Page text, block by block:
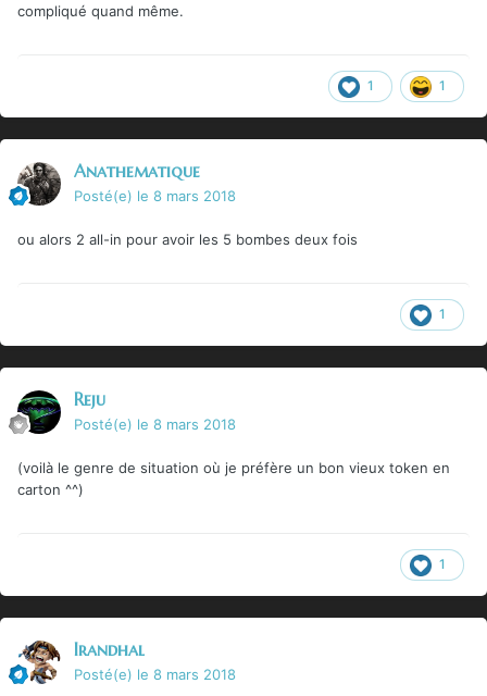
compliqué quand même.
1 1
Anathematique
Posté(e) le 8 mars 2018
ou alors 2 all-in pour avoir les 5 bombes deux fois
1
Reju
Posté(e) le 8 mars 2018
(voilà le genre de situation où je préfère un bon vieux token en
carton ^^)
1
Irandhal
Posté(e) le 8 mars 2018